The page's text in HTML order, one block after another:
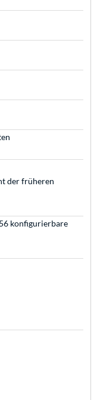
der früheren
konfigurierbare